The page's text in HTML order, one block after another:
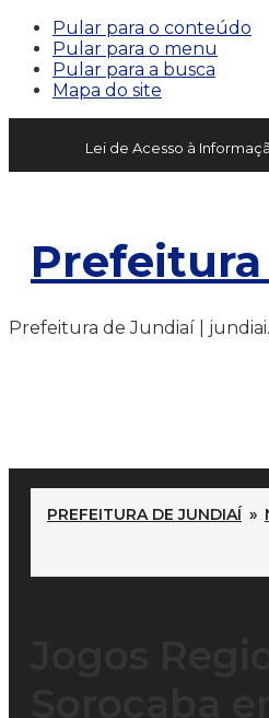
Pular para o conteúdo
Pular para o menu
Pular para a busca
Mapa do site
Lei de Acesso à
Prefeitura de Jundiaí |
PREFEITURA DE JUNDIAÍ »